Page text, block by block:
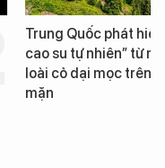
Loạt dự án bất động
Đà Nẵng sắp bị